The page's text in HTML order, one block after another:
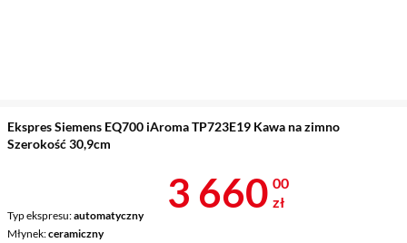
Ekspres Siemens EQ700 iAroma TP723E19 Kawa na zimno
Szerokość 30,9cm
Typ ekspresu automatyczny
Młynek ceramiczny
Cena 3 660 zł
3 660 00
zł